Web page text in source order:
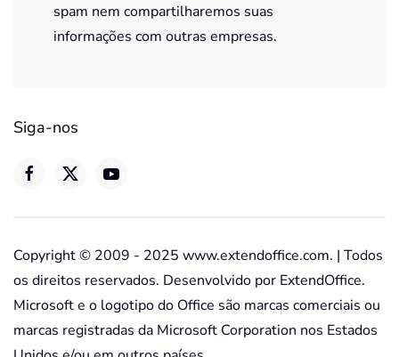
spam nem compartilharemos suas
informações com outras empresas.
Siga-nos
Copyright © 2009 - 2025 www.extendoffice.com. | Todos
os direitos reservados. Desenvolvido por ExtendOffice.
Microsoft e o logotipo do Office são marcas comerciais ou
marcas registradas da Microsoft Corporation nos Estados